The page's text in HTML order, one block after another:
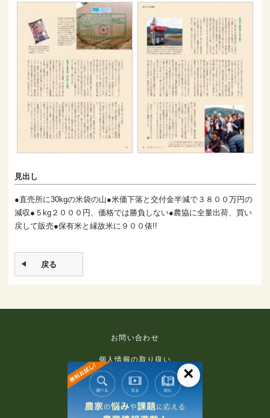
見出し
●直売所に30kgの米袋の山●米価下落と交付金半減で３８００万円の
減収●５kg２０００円、価格では勝負しない●農協に全量出荷、買い
戻して販売●保有米と縁故米に９００俵!!
戻る
お問い合わせ
個人情報の取り扱い
免責事項
利用規約
×